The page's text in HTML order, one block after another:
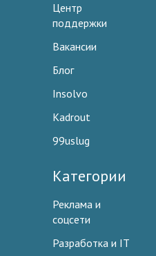
Центр
поддержки
Вакансии
Блог
Insolvo
Kadrout
99uslug
Категории
Реклама и
соцсети
Разработка и IT